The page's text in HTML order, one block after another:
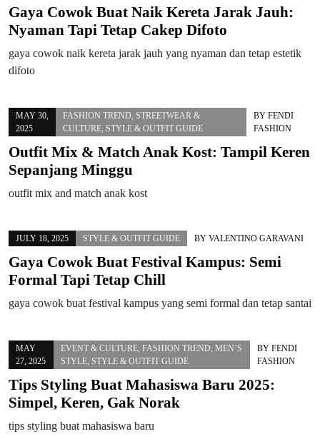
Gaya Cowok Buat Naik Kereta Jarak Jauh:
Nyaman Tapi Tetap Cakep Difoto
gaya cowok naik kereta jarak jauh yang nyaman dan tetap estetik
difoto
MAY 30,
2025
FASHION TREND STREETWEAR &
CULTURE STYLE & OUTFIT GUIDE
BYFENDI
FASHION
Outfit Mix & Match Anak Kost: Tampil Keren
Sepanjang Minggu
outfit mix and match anak kost
JULY 18, 2025 STYLE & OUTFIT GUIDE BY VALENTINO GARAVANI
Gaya Cowok Buat Festival Kampus: Semi
Formal Tapi Tetap Chill
gaya cowok buat festival kampus yang semi formal dan tetap santai
MAY
27, 2025
EVENT & CULTURE, FASHION TREND MEN’S
STYLE, STYLE & OUTFIT GUIDE
BYFENDI
FASHION
Tips Styling Buat Mahasiswa Baru 2025:
Simpel, Keren, Gak Norak
tips styling buat mahasiswa baru